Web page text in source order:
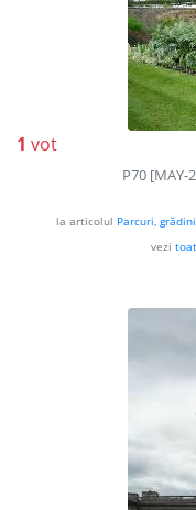
1 vot
P70 [MAY-
la articolul Parcuri,
vezi